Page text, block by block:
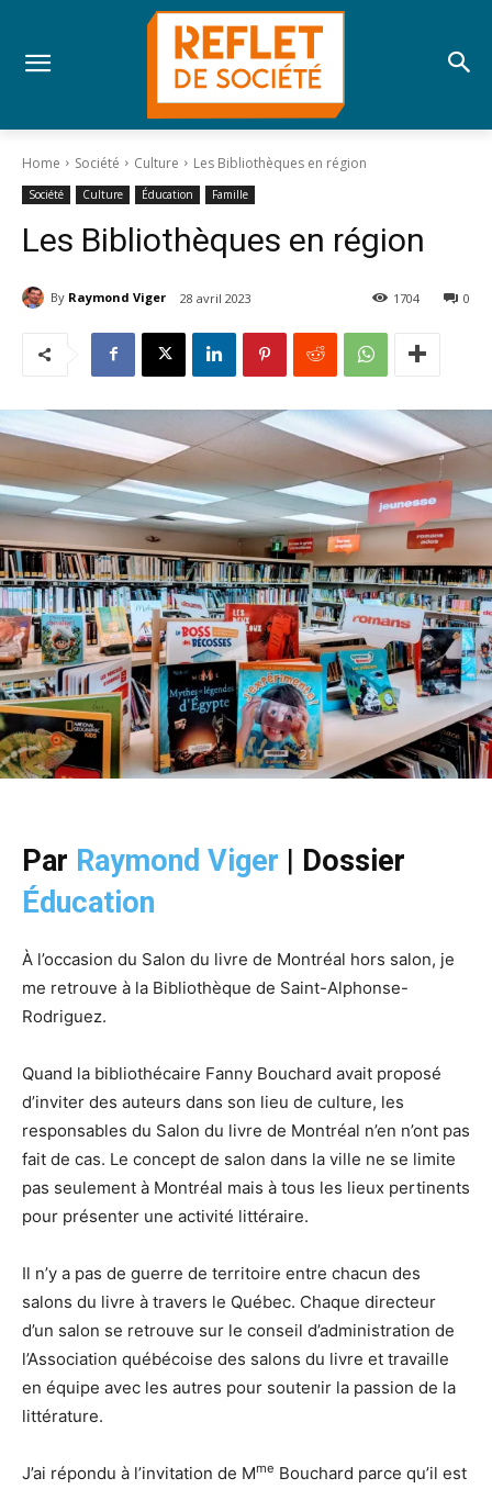
Home Société Culture Les Bibliothèques en région
Société Culture Éducation Famille
Les Bibliothèques en région
By Raymond Viger 28 avril 2023 0
1704
Par Raymond Viger | Dossier
Éducation
À l’occasion du Salon du livre de Montréal hors salon, je
me retrouve à la Bibliothèque de Saint-Alphonse-
Rodriguez.
Quand la bibliothécaire Fanny Bouchard avait proposé
d’inviter des auteurs dans son lieu de culture, les
responsables du Salon du livre de Montréal n’en n’ont pas
fait de cas. Le concept de salon dans la ville ne se limite
pas seulement à Montréal mais à tous les lieux pertinents
pour présenter une activité littéraire.
Il n’y a pas de guerre de territoire entre chacun des
salons du livre à travers le Québec. Chaque directeur
d’un salon se retrouve sur le conseil d’administration de
l’Association québécoise des salons du livre et travaille
en équipe avec les autres pour soutenir la passion de la
littérature.
J’ai répondu à l’invitation de Mme Bouchard parce qu’il est